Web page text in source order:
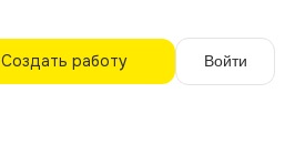
Создать работу Войти